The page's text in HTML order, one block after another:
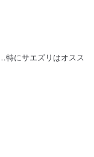
特にサエズリはオスス